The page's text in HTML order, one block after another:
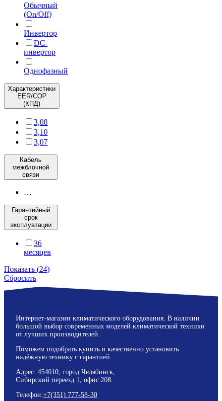
Обычный
(On/Off)
Инвертор
DC-
инвертор
Однофазный
Характеристики
EER/COP
(КПД)
3,08
3,10
3,07
Кабель
межблочной
связи
…
Гарантийный
срок
эксплуатации
36
месяцев
Показать (24)
Сбросить
Интернет-магазин климатического оборудования. В наличии
большой выбор современных моделей климатической техники
от лучших производителей.
Поможем подобрать купить и качественно установить
надёжную технику с гарантией.
Адрес: 454010, город Челябинск,
Сибирский переезд 1, офис 208.
Телефон:+7(351) 777-58-30